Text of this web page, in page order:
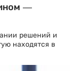
—
решений и
находятся в